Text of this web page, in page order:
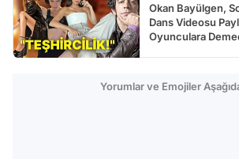
Okan Bayülgen,
Dans Videosu
Oyunculara
Yorumlar ve Emojiler